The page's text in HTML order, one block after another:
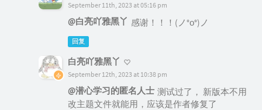
September 11th, 2023 at 05:16 pm
@白亮吖雅黑丫 感谢！！！(ノ°ο°)ノ
回复
白亮吖雅黑丫
September 12th, 2023 at 10:38 pm
@潜心学习的匿名人士 测试过了， 新版本不用
改主题文件就能用，应该是作者修复了